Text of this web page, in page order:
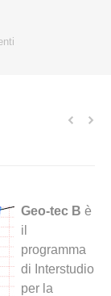
Geo-tec B è
il
programma
di Interstudio
per la